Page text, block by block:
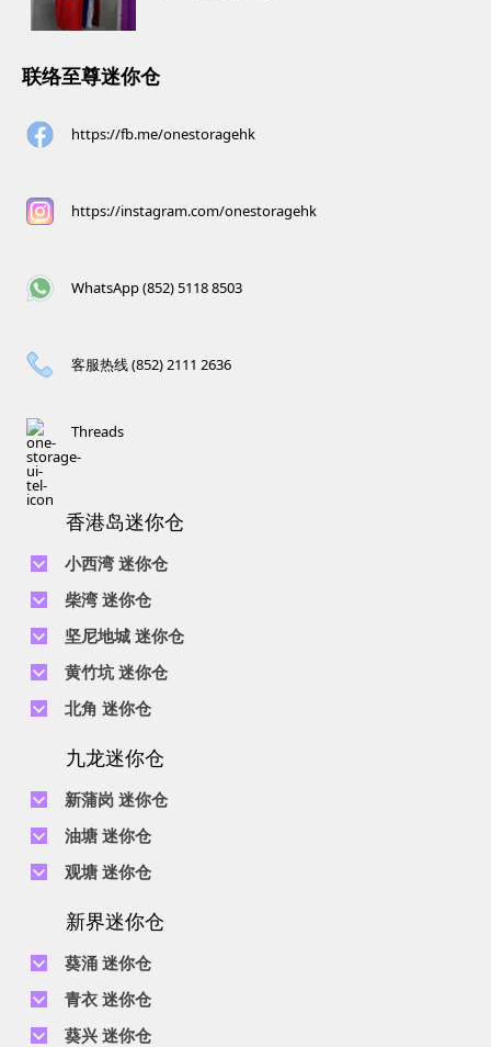
联络至尊迷你仓
https://fb.me/onestoragehk
https://instagram.com/onestoragehk
WhatsApp (852) 5118 8503
客服热线 (852) 2111 2636
Threads
香港岛迷你仓
小西湾 迷你仓
电话 :2111 1062
地址 : 柴湾新业街5号王子工业大厦4楼
地址 : 柴湾新业街11号森龙工业大厦7楼B室
柴湾 迷你仓
电话 :2194 0038
地址 : 柴湾祥利街7号万峰工业大厦6楼C室
地址 : 柴湾利众街20号柴湾中心工业大厦6楼B室及14楼B1室
坚尼地城 迷你仓
电话 : 2623 0280
地址 : 坚尼地城士美菲路12P号祥兴工业大厦9楼
黄竹坑 迷你仓
电话 :2680 9691
地址 : 黄竹坑道18号瑞琪工业大厦14楼A室
电话 :2116 8113
北角 迷你仓
地址 : 香港屈臣道4-6号海景大厦B座10楼4&6室
九龙迷你仓
新蒲岗 迷你仓
电话 :2111 0509
地址 : 新蒲岗景福街106号太子工业大厦15楼B室
地址 : 新蒲岗五芳街8号利嘉工业大厦9楼CD室
电话 :2116 5165
地址 : 新蒲岗景福街114号捷景工业大厦3楼A室
油塘 迷你仓
电话 :2623 0300
地址 : 油塘四山街4号华辉工业大厦一楼C室
观塘 迷你仓
地址 : 观塘伟业街146号美嘉工业大厦5楼A室
新界迷你仓
葵涌 迷你仓
电话 :2111 2683
地址 : 葵涌昌荣路9-11号同珍工业大厦B座19楼
青衣 迷你仓
电话 :2111 1063
葵兴 迷你仓